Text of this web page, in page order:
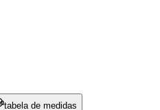
tabela de medidas